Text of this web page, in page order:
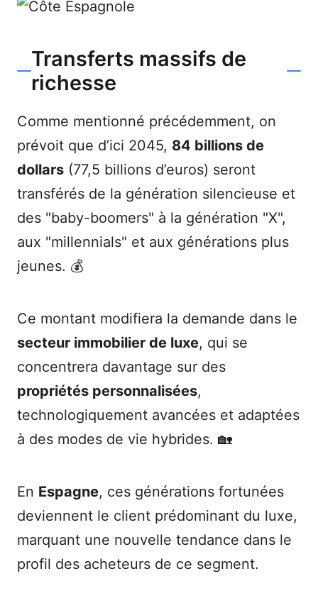
Transferts massifs de
richesse
Comme mentionné précédemment, on
prévoit que d’ici 2045, 84 billions de
dollars (77,5 billions d’euros) seront
transférés de la génération silencieuse et
des "baby-boomers" à la génération "X",
aux "millennials" et aux générations plus
jeunes. 💰
Ce montant modifiera la demande dans le
secteur immobilier de luxe, qui se
concentrera davantage sur des
propriétés personnalisées,
technologiquement avancées et adaptées
à des modes de vie hybrides. 🏡
En Espagne, ces générations fortunées
deviennent le client prédominant du luxe,
marquant une nouvelle tendance dans le
profil des acheteurs de ce segment.